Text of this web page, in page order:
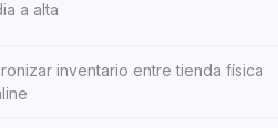
a alta
inventario entre tienda física